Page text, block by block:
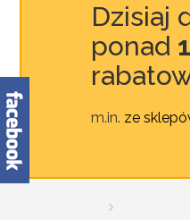
Dzisiaj
ponad
m.in. ze